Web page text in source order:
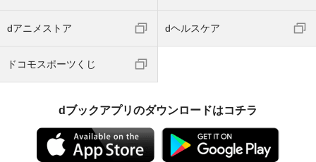
dアニメストア dヘルスケア
ドコモスポーツくじ
dブックアプリのダウンロードはコチラ